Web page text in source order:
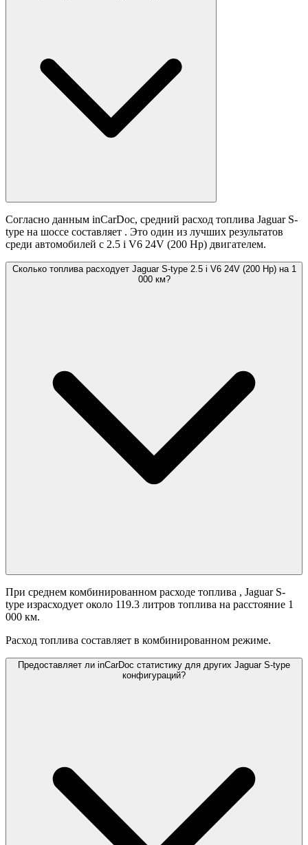
Согласно данным inCarDoc, средний расход топлива Jaguar S-
type на шоссе составляет . Это один из лучших результатов
среди автомобилей с 2.5 i V6 24V (200 Hp) двигателем.
Сколько топлива расходует Jaguar S-type 2.5 i V6 24V (200 Hp) на 1
000 км?
При среднем комбинированном расходе топлива , Jaguar S-
type израсходует около 119.3 литров топлива на расстояние 1
000 км.
Расход топлива составляет в комбинированном режиме.
Предоставляет ли inCarDoc статистику для других Jaguar S-type
конфигураций?